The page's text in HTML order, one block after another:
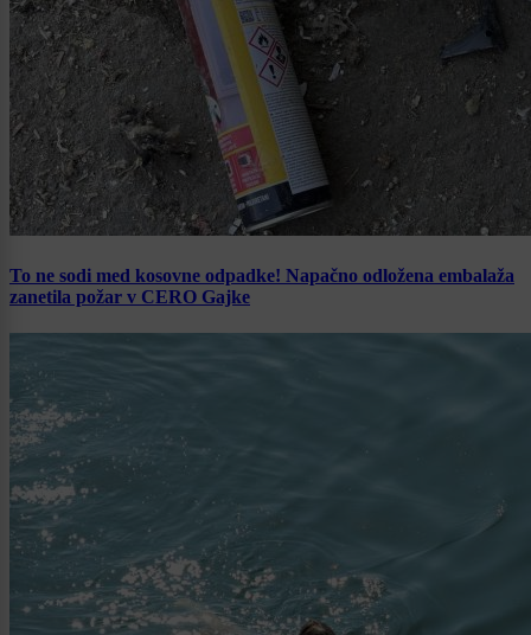
To ne sodi med kosovne odpadke! Napačno odložena embalaža
zanetila požar v CERO Gajke